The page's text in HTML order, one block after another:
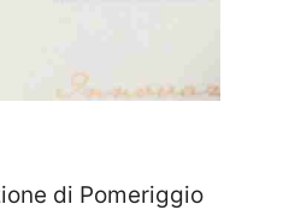
di Pomeriggio